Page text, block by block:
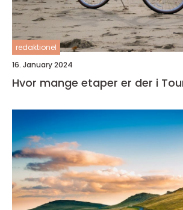
redaktionel
16. January 2024
Hvor mange etaper er der i